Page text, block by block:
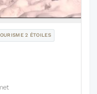
2 ÉTOILES